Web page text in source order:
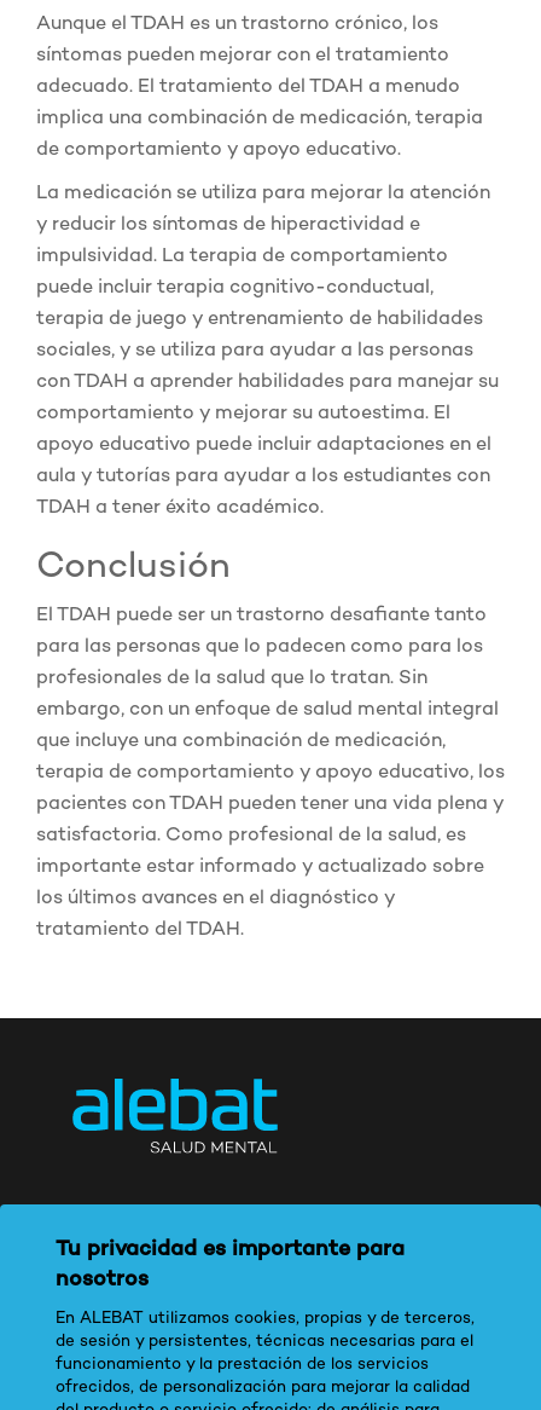
Tu privacidad es importante para
nosotros
En ALEBAT utilizamos cookies, propias y de terceros,
de sesión y persistentes, técnicas necesarias para el
funcionamiento y la prestación de los servicios
ofrecidos, de personalización para mejorar la calidad
Aunque el TDAH es un trastorno crónico, los
síntomas pueden mejorar con el tratamiento
adecuado. El tratamiento del TDAH a menudo
implica una combinación de medicación, terapia
de comportamiento y apoyo educativo.
La medicación se utiliza para mejorar la atención
y reducir los síntomas de hiperactividad e
impulsividad. La terapia de comportamiento
puede incluir terapia cognitivo-conductual,
terapia de juego y entrenamiento de habilidades
sociales, y se utiliza para ayudar a las personas
con TDAH a aprender habilidades para manejar su
comportamiento y mejorar su autoestima. El
apoyo educativo puede incluir adaptaciones en el
aula y tutorías para ayudar a los estudiantes con
TDAH a tener éxito académico.
Conclusión
El TDAH puede ser un trastorno desafiante tanto
para las personas que lo padecen como para los
profesionales de la salud que lo tratan. Sin
embargo, con un enfoque de salud mental integral
que incluye una combinación de medicación,
terapia de comportamiento y apoyo educativo, los
pacientes con TDAH pueden tener una vida plena y
satisfactoria. Como profesional de la salud, es
importante estar informado y actualizado sobre
los últimos avances en el diagnóstico y
tratamiento del TDAH.